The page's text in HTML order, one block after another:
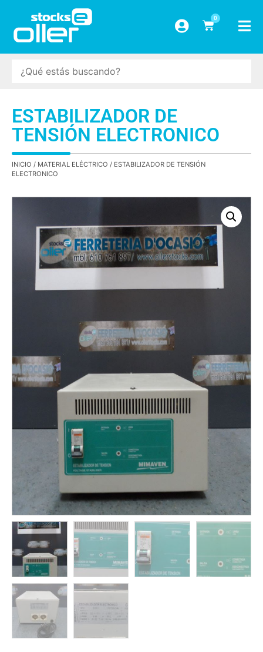
0
ESTABILIZADOR DE
TENSIÓN ELECTRONICO
INICIO / MATERIAL ELÉCTRICO / ESTABILIZADOR DE TENSIÓN
ELECTRONICO